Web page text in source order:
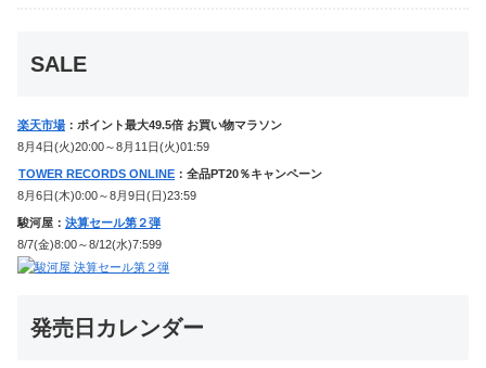
SALE
楽天市場 ：ポイント最大49.5倍 お買い物マラソン
8月4日(火)20:00～8月11日(火)01:59
TOWER RECORDS ONLINE ：全品PT20％キャンペーン
8月6日(木)0:00～8月9日(日)23:59
駿河屋： 決算セール第２弾
8/7(金)8:00～8/12(水)7:599
発売日カレンダー